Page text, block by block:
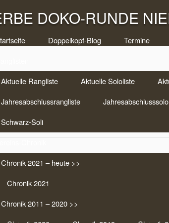
DOKO-RUNDE
Doppelkopf-Blog
Termine
Aktuelle Rangliste
Aktuelle Sololiste
Jahresabschlussrangliste
Schwarz-Soli
Chronik 2021 – heute >>
Chronik 2021
Chronik 2011 – 2020 >>
West 2025 – 22. +
Dirk Hörnemannam März 23, 2025 in